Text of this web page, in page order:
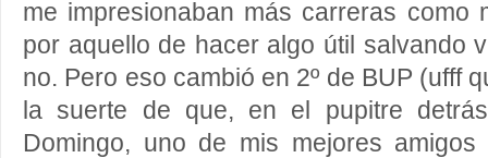
me impresionaban más carreras como
por aquello de hacer algo útil salvando
no. Pero eso cambió en 2º de BUP (ufff
la suerte de que, en el pupitre
Domingo, uno de mis mejores